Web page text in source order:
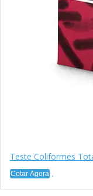
Teste Coliformes
Cotar Agora